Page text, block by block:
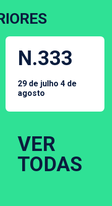
N.333
29 de julho 4 de
agosto
VER
TODAS